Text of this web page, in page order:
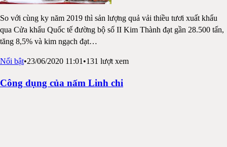
So với cùng ky năm 2019 thì sản lượng quả vải thiều tươi xuất khẩu
qua Cửa khẩu Quốc tế đường bộ số II Kim Thành đạt gần 28.500 tấn,
tăng 8,5% và kim ngạch đạt…
Nổi bật•23/06/2020 11:01 •131 lượt xem
Công dụng của nấm Linh chi